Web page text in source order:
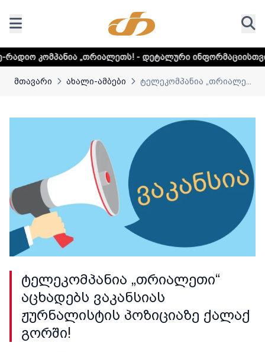
„თრიალეთს! - დეტალური ინფორმაციისთვის დააკლიკეთ
მთავარი ახალი-ამბები ტელეკომპანია „თრიალე...
ტელეკომპანია „თრიალეთი“
აცხადებს ვაკანსიას
ჟურნალისტის პოზიციაზე ქალაქ
გორში!